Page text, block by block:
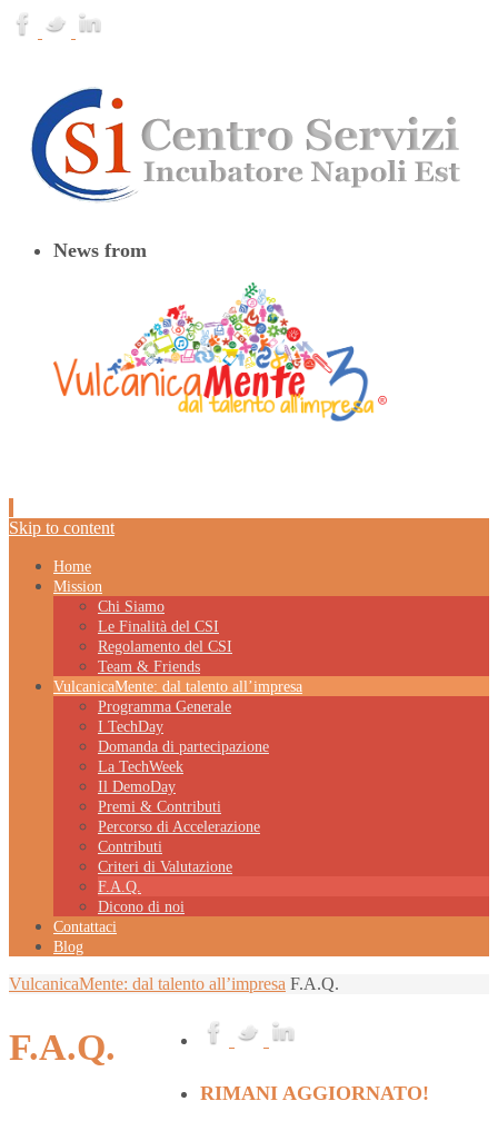
News from
Skip to content
Home
Mission
Chi Siamo
Le Finalità del CSI
Regolamento del CSI
Team & Friends
VulcanicaMente: dal talento all’impresa
Programma Generale
I TechDay
Domanda di partecipazione
La TechWeek
Il DemoDay
Premi & Contributi
Percorso di Accelerazione
Contributi
Criteri di Valutazione
F.A.Q.
Dicono di noi
Contattaci
Blog
VulcanicaMente: dal talento all’impresa F.A.Q.
F.A.Q.
RIMANI AGGIORNATO!